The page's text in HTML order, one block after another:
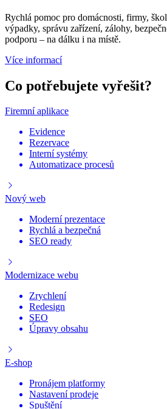
Rychlá pomoc pro domácnosti, firmy,
výpadky, správu zařízení, zálohy,
podporu – na dálku i na místě.
Více informací
Co potřebujete vyřešit?
Firemní aplikace
Evidence
Rezervace
Interní systémy
Automatizace procesů
Nový web
Moderní prezentace
Rychlá a bezpečná
SEO ready
Modernizace webu
Zrychlení
Redesign
SEO
Úpravy obsahu
E-shop
Pronájem platformy
Nastavení prodeje
Spuštění